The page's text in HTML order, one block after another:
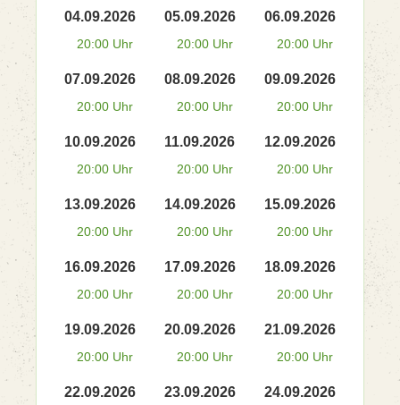
04.09.2026
20:00 Uhr
05.09.2026
20:00 Uhr
06.09.2026
20:00 Uhr
07.09.2026
20:00 Uhr
08.09.2026
20:00 Uhr
09.09.2026
20:00 Uhr
10.09.2026
20:00 Uhr
11.09.2026
20:00 Uhr
12.09.2026
20:00 Uhr
13.09.2026
20:00 Uhr
14.09.2026
20:00 Uhr
15.09.2026
20:00 Uhr
16.09.2026
20:00 Uhr
17.09.2026
20:00 Uhr
18.09.2026
20:00 Uhr
19.09.2026
20:00 Uhr
20.09.2026
20:00 Uhr
21.09.2026
20:00 Uhr
22.09.2026 23.09.2026 24.09.2026